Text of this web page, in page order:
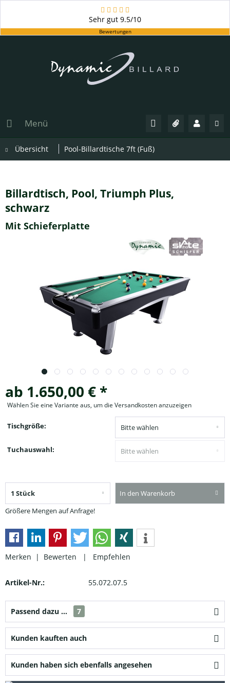
Sehr gut 9.5/10
Bewertungen
Menü
Übersicht Pool-Billardtische 7ft (Fuß)
Billardtisch, Pool, Triumph Plus,
schwarz
Mit Schieferplatte
ab 1.650,00 € *
Wählen Sie eine Variante aus, um die Versandkosten anzuzeigen
Tischgröße:
Tuchauswahl:
Größere Mengen auf Anfrage!
In den Warenkorb
Merken | Bewerten | Empfehlen
Artikel-Nr.: 55.072.07.5
Passend dazu ... 7
Kunden kauften auch
Kunden haben sich ebenfalls angesehen